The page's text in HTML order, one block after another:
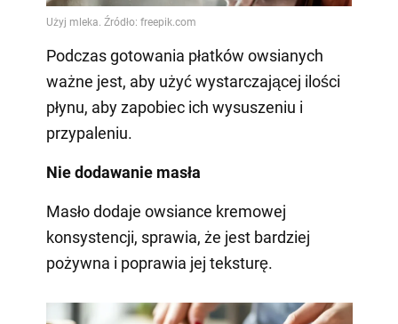
Podczas gotowania płatków owsianych
ważne jest, aby użyć wystarczającej ilości
płynu, aby zapobiec ich wysuszeniu i
przypaleniu.
Nie dodawanie masła
Masło dodaje owsiance kremowej
konsystencji, sprawia, że jest bardziej
pożywna i poprawia jej teksturę.